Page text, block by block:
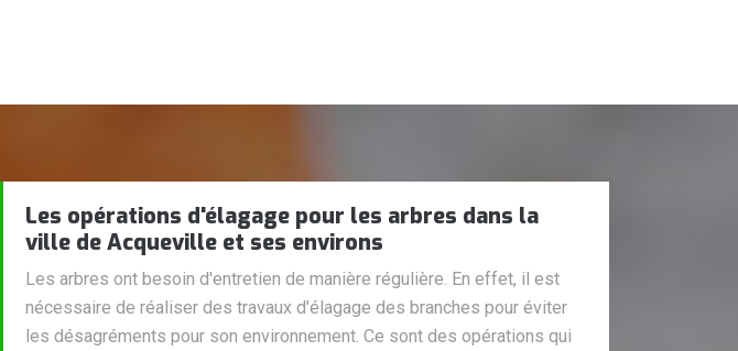
Les opérations d'élagage pour les arbres dans la
ville de Acqueville et ses environs
Les arbres ont besoin d'entretien de manière régulière. En effet, il est
nécessaire de réaliser des travaux d'élagage des branches pour éviter
les désagréments pour son environnement. Ce sont des opérations qui